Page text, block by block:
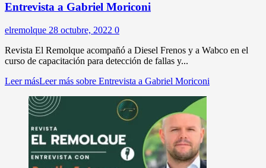
Entrevista a Gabriel Moriconi
elremolque 28 octubre, 2022 0
Revista El Remolque acompañó a Diesel Frenos y a Wabco en el
curso de capacitación para detección de fallas y...
Leer másLeer más sobre Entrevista a Gabriel Moriconi